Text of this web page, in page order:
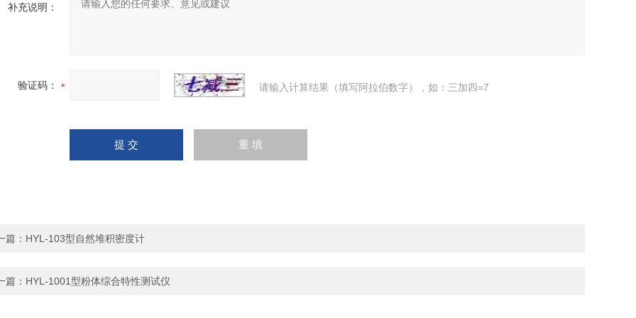
补充说明：
验证码： 请输入计算结果（填写阿拉伯数字），如：三加四=7
篇： HYL-103型自然堆积密度计
篇： HYL-1001型粉体综合特性测试仪